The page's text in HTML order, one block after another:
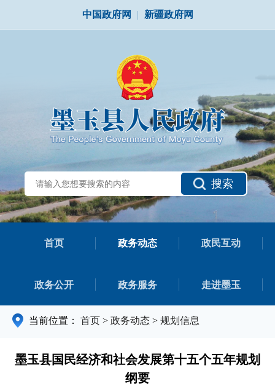
中国政府网 | 新疆政府网
搜索
首页 政务动态 政民互动
政务公开 政务服务 走进墨玉
当前位置： 首页 > 政务动态 > 规划信息
墨玉县国民经济和社会发展第十五个五年规划
纲要